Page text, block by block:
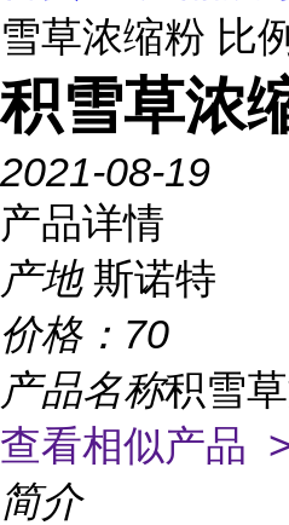
雪草浓缩粉 比例
积雪草浓
2021-08-19
产品详情
产地 斯诺特
价格： 70
产品名称积雪
查看相似产品
简介